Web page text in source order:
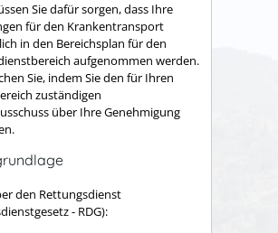
Sie dafür sorgen, dass Ihre
für den Krankentransport
in den Bereichsplan für den
aufgenommen werden.
Sie, indem Sie den für Ihren
zuständigen
über Ihre Genehmigung
den Rettungsdienst
- RDG):